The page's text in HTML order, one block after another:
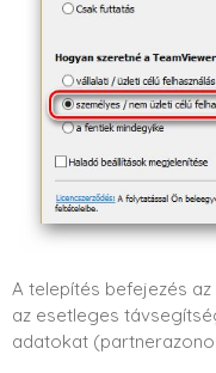
A telepítés befejezés
az esetleges
adatokat